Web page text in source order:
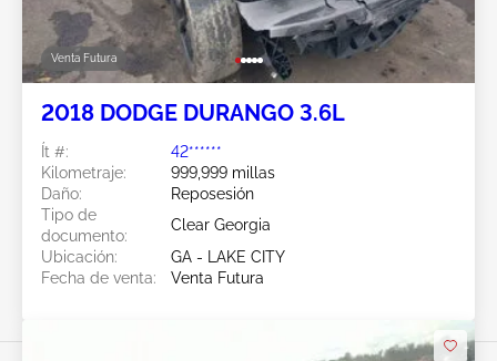
Venta Futura
2018 DODGE DURANGO 3.6L
Ít #:
42******
Kilometraje:
999,999 millas
Daño:
Reposesión
Tipo de
documento:
Clear Georgia
Ubicación:
GA - LAKE CITY
Fecha de venta:
Venta Futura